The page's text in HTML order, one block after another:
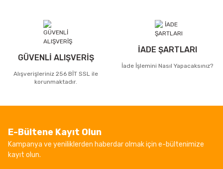
GÜVENLİ ALIŞVERİŞ
Alışverişleriniz 256 BİT SSL ile
korunmaktadır.
İADE ŞARTLARI
İade İşlemini Nasıl Yapacaksınız?
E-Bültene Kayıt Olun
Kampanya ve yeniliklerden haberdar olmak için e-bültenimize
kayıt olun.